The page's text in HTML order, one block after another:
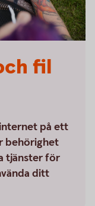
fil
på ett
behörighet
tjänster för
ditt